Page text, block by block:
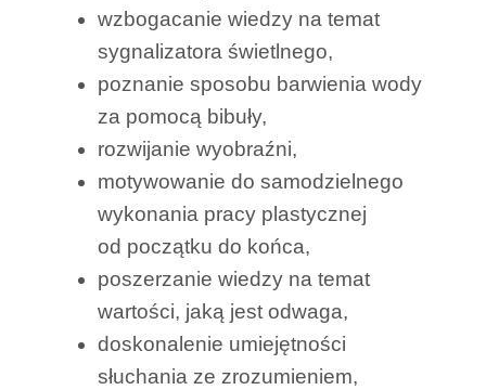
wzbogacanie wiedzy na temat
sygnalizatora świetlnego,
poznanie sposobu barwienia wody
za pomocą bibuły,
rozwijanie wyobraźni,
motywowanie do samodzielnego
wykonania pracy plastycznej
od początku do końca,
poszerzanie wiedzy na temat
wartości, jaką jest odwaga,
doskonalenie umiejętności
słuchania ze zrozumieniem,